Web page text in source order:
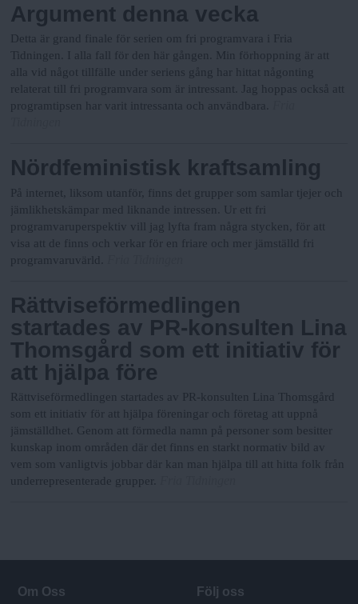
Argument denna vecka
Detta är grand finale för serien om fri programvara i Fria
Tidningen. I alla fall för den här gången. Min förhoppning är att
alla vid något tillfälle under seriens gång har hittat någonting
relaterat till fri programvara som är intressant. Jag hoppas också att
programtipsen har varit intressanta och användbara.
Nördfeministisk kraftsamling
På internet, liksom utanför, finns det grupper som samlar tjejer och
jämlikhetskämpar med liknande intressen. Ur ett fri
programvaruperspektiv vill jag lyfta fram några stycken, för att
visa att de finns och verkar för en friare och mer jämställd fri
programvaruvärld.
Rättviseförmedlingen
startades av PR-konsulten Lina
Thomsgård som ett initiativ för
att hjälpa före
Rättviseförmedlingen startades av PR-konsulten Lina Thomsgård
som ett initiativ för att hjälpa föreningar och företag att uppnå
jämställdhet. Genom att förmedla namn på personer som besitter
kunskap inom områden där det finns en starkt normativ bild av
vem som vanligtvis jobbar där kan man hjälpa till att hitta folk från
underrepresenterade grupper.
Om Oss Följ oss